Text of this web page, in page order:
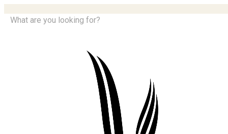
What are you looking for?